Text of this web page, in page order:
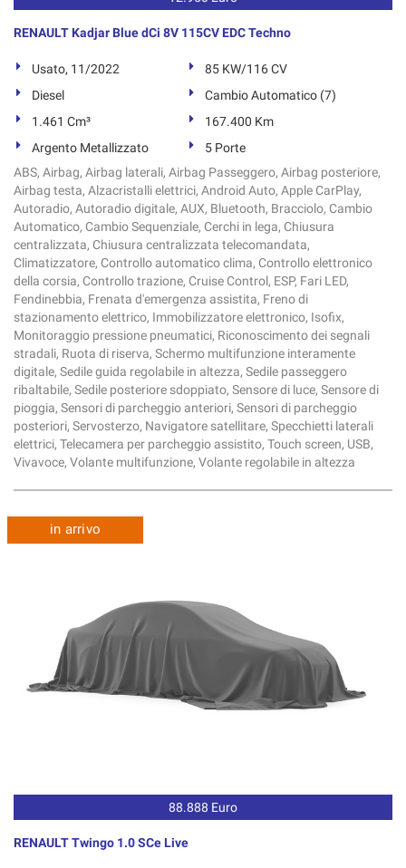
RENAULT Kadjar Blue dCi 8V 115CV EDC Techno
Usato, 11/2022
85 KW/116 CV
Diesel
Cambio Automatico (7)
1.461 Cm³
167.400 Km
Argento Metallizzato
5 Porte
ABS, Airbag, Airbag laterali, Airbag Passeggero, Airbag posteriore,
Airbag testa, Alzacristalli elettrici, Android Auto, Apple CarPlay,
Autoradio, Autoradio digitale, AUX, Bluetooth, Bracciolo, Cambio
Automatico, Cambio Sequenziale, Cerchi in lega, Chiusura
centralizzata, Chiusura centralizzata telecomandata,
Climatizzatore, Controllo automatico clima, Controllo elettronico
della corsia, Controllo trazione, Cruise Control, ESP, Fari LED,
Fendinebbia, Frenata d'emergenza assistita, Freno di
stazionamento elettrico, Immobilizzatore elettronico, Isofix,
Monitoraggio pressione pneumatici, Riconoscimento dei segnali
stradali, Ruota di riserva, Schermo multifunzione interamente
digitale, Sedile guida regolabile in altezza, Sedile passeggero
ribaltabile, Sedile posteriore sdoppiato, Sensore di luce, Sensore di
pioggia, Sensori di parcheggio anteriori, Sensori di parcheggio
posteriori, Servosterzo, Navigatore satellitare, Specchietti laterali
elettrici, Telecamera per parcheggio assistito, Touch screen, USB,
Vivavoce, Volante multifunzione, Volante regolabile in altezza
88.888 Euro
in arrivo
RENAULT Twingo 1.0 SCe Live